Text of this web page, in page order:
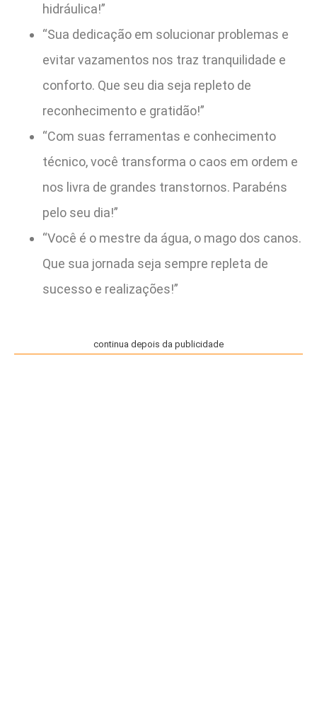
hidráulica!”
“Sua dedicação em solucionar problemas e
evitar vazamentos nos traz tranquilidade e
conforto. Que seu dia seja repleto de
reconhecimento e gratidão!”
“Com suas ferramentas e conhecimento
técnico, você transforma o caos em ordem e
nos livra de grandes transtornos. Parabéns
pelo seu dia!”
“Você é o mestre da água, o mago dos canos.
Que sua jornada seja sempre repleta de
sucesso e realizações!”
continua depois da publicidade